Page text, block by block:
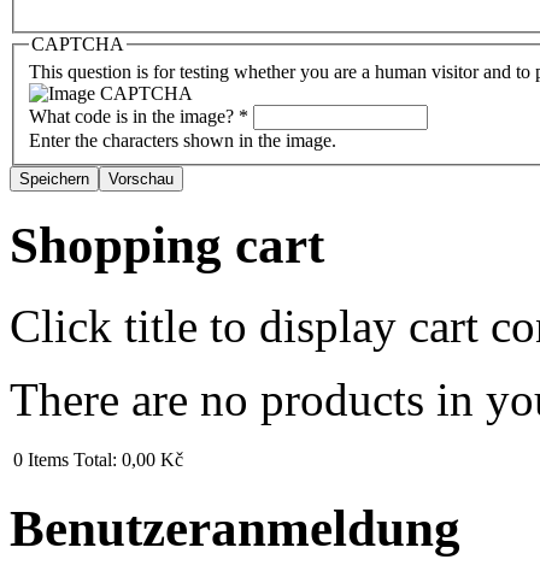
CAPTCHA
This question is for testing whether you are a human visitor and to
What code is in the image? *
Enter the characters shown in the image.
Shopping cart
Click title to display cart
There are no products in
0 Items Total: 0,00 Kč
Benutzeranmeldung